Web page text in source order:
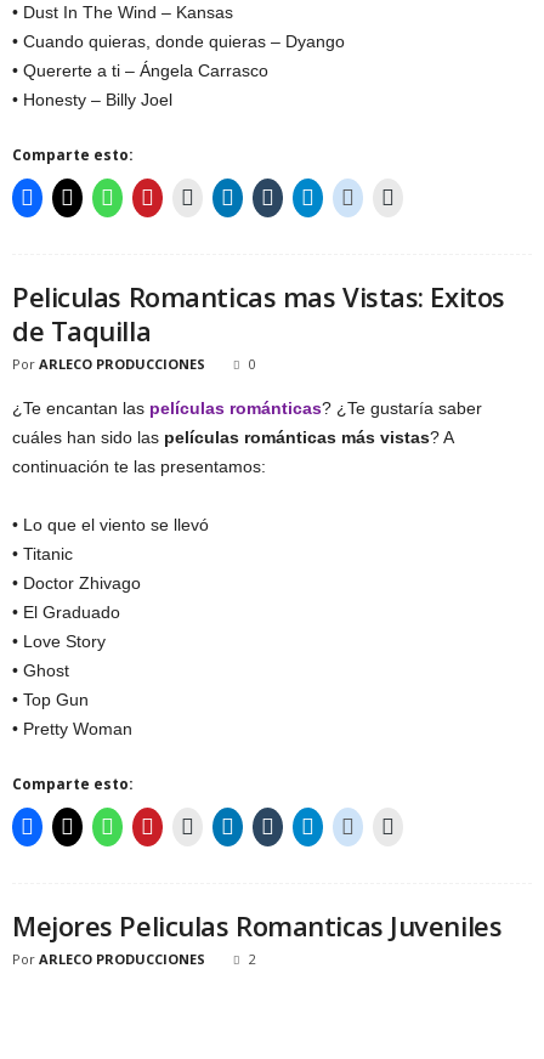
• Dust In The Wind – Kansas
• Cuando quieras, donde quieras – Dyango
• Quererte a ti – Ángela Carrasco
• Honesty – Billy Joel
Comparte esto:
Peliculas Romanticas mas Vistas: Exitos
de Taquilla
Por ARLECO PRODUCCIONES 0
¿Te encantan las películas románticas? ¿Te gustaría saber
cuáles han sido las películas románticas más vistas? A
continuación te las presentamos:
• Lo que el viento se llevó
• Titanic
• Doctor Zhivago
• El Graduado
• Love Story
• Ghost
• Top Gun
• Pretty Woman
Comparte esto:
Mejores Peliculas Romanticas Juveniles
Por ARLECO PRODUCCIONES 2